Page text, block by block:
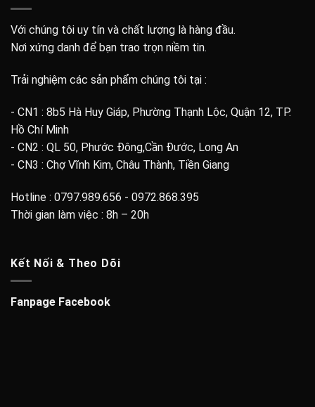
Với chúng tôi uy tín và chất lượng là hàng đầu.
Nơi xứng danh để bạn trao trọn niềm tin.
Trải nghiệm các sản phẩm chúng tôi tại :
- CN1 : 8b5 Hà Huy Giáp, Phường Thạnh Lộc, Quận 12, TP.
Hồ Chí Minh
- CN2 : QL 50, Phước Đông,Cần Đước, Long An
- CN3 : Chợ Vĩnh Kim, Châu Thành, Tiền Giang
Hotline : 0797.989.656 - 0972.868.395
Thời gian làm việc : 8h – 20h
Kết Nối & Theo Dõi
Fanpage Facebook